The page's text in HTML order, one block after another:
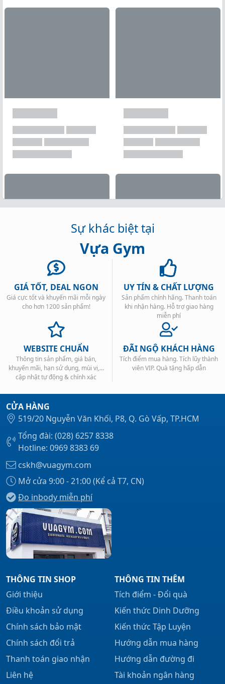
Xem tất cả →
Xem tất cả →
Sự khác biệt tại
Vựa Gym
GIÁ TỐT, DEAL NGON
Giá cực tốt và khuyến mãi mỗi ngày
cho hơn 1200 sản phẩm!
UY TÍN & CHẤT LƯỢNG
Sản phẩm chính hãng. Thanh toán
khi nhận hàng. Hỗ trợ giao hàng
miễn phí
WEBSITE CHUẨN
Thông tin sản phẩm, giá bán,
khuyến mãi, hạn sử dụng, mùi vị,...
cập nhật tự động & chính xác
ĐÃI NGỘ KHÁCH HÀNG
Tích điểm mua hàng. Tích lũy thành
viên VIP. Quà tặng hấp dẫn
CỬA HÀNG
519/20 Nguyễn Văn Khối, P8, Q. Gò Vấp, TP.HCM
Tổng đài: (028) 6257 8338
Hotline: 0969 8383 69
cskh@vuagym.com
Mở cửa 9:00 - 21:00 (Kể cả T7, CN)
Đo inbody miễn phí
THÔNG TIN SHOP
Giới thiệu
Điều khoản sử dụng
Chính sách bảo mật
Chính sách đổi trả
Thanh toán giao nhận
Liên hệ
THÔNG TIN THÊM
Tích điểm - Đổi quà
Kiến thức Dinh Dưỡng
Kiến thức Tập Luyện
Hướng dẫn mua hàng
Hướng dẫn đường đi
Tài khoản ngân hàng